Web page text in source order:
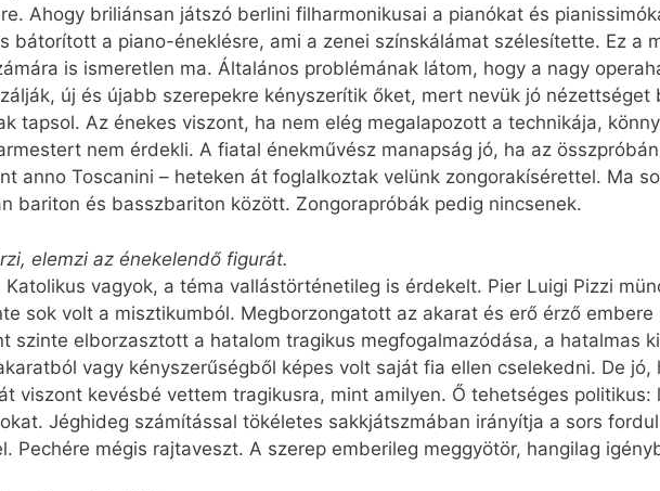
Ahogy briliánsan játszó berlini filharmonikusai a pianókat és
bátorított a piano-éneklésre, ami a zenei színskálámat szélesítette. Ez a
is ismeretlen ma. Általános problémának látom, hogy a nagy
új és újabb szerepekre kényszerítik őket, mert nevük jó nézettséget
tapsol. Az énekes viszont, ha nem elég megalapozott a technikája,
nem érdekli. A fiatal énekművész manapság jó, ha az
anno Toscanini – heteken át foglalkoztak velünk zongorakísérettel. Ma
bariton és basszbariton között. Zongorapróbák pedig nincsenek.
elemzi az énekelendő figurát.
vagyok, a téma vallástörténetileg is érdekelt. Pier Luigi Pizzi
sok volt a misztikumból. Megborzongatott az akarat és erő érző embere
szinte elborzasztott a hatalom tragikus megfogalmazódása, a hatalmas
vagy kényszerűségből képes volt saját fia ellen cselekedni. De jó,
viszont kevésbé vettem tragikusra, mint amilyen. Ő tehetséges politikus:
Jéghideg számítással tökéletes sakkjátszmában irányítja a sors
Pechére mégis rajtaveszt. A szerep emberileg meggyötör, hangilag